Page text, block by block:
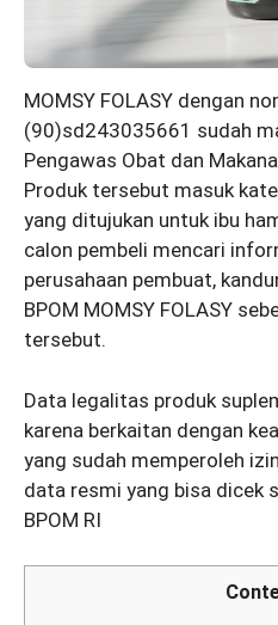
MOMSY FOLASY dengan
(90)sd243035661 sudah
Pengawas Obat dan
Produk tersebut masuk
yang ditujukan untuk ibu
calon pembeli mencari
perusahaan pembuat,
BPOM MOMSY FOLASY
tersebut.
Data legalitas produk
karena berkaitan dengan
yang sudah memperoleh
data resmi yang bisa dicek
BPOM RI